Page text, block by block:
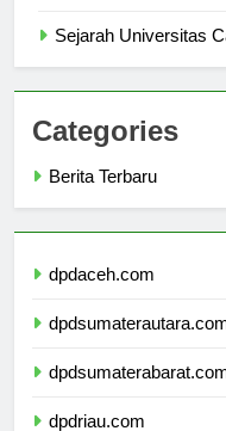
Categories